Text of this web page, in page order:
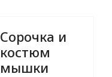
Сорочка и
костюм
мышки